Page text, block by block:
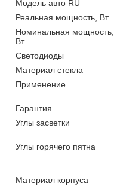
Модель авто RU
Реальная мощность, Вт
Номинальная мощность,
Вт
Светодиоды
Материал стекла
Применение
Гарантия
Углы засветки
Углы горячего пятна
Материал корпуса